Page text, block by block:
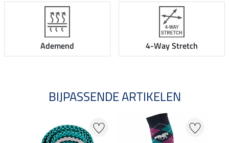
Ademend 4-Way Stretch
BIJPASSENDE ARTIKELEN